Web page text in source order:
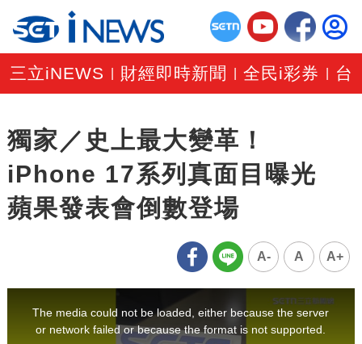
三立iNEWS 財經即時新聞 |全民i彩券 台
獨家／史上最大變革！
iPhone 17系列真面目曝光
蘋果發表會倒數登場
A- A A+
The media could not be loaded, either because the server
or network failed or because the format is not supported.